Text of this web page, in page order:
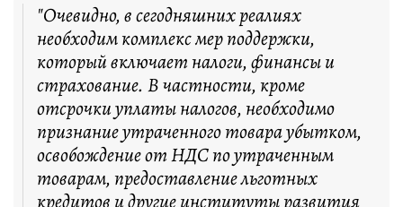
"Очевидно, в сегодняшних реалиях
необходим комплекс мер поддержки,
который включает налоги, финансы и
страхование. В частности, кроме
отсрочки уплаты налогов, необходимо
признание утраченного товара убытком,
освобождение от НДС по утраченным
товарам, предоставление льготных
кредитов и другие институты развития